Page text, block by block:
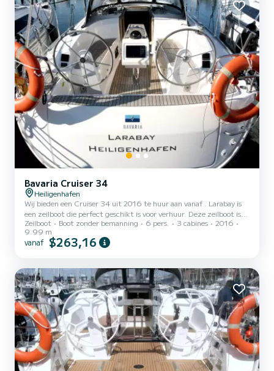
Bavaria Cruiser 34
Heiligenhafen
Wij bieden een Cruiser 34 uit 2016 te huur aan vanaf . Larabay is
een zeilboot die perfect geschikt is voor verhuur. Deze zeilboot is
zeer prettig te manoeuvreren voor een vaartocht van een week of
langer. De zeilboot is 10 meter lang en heeft een vermogen van 21
pk. De 3 hutten bieden plaats aan 6 personen tijdens het varen.
beschikt met name over de volgende apparatuu...
Zeilboot Boot zonder bemanning 6 pers. 3 cabines
2016
9.99 m
vanaf $263,16